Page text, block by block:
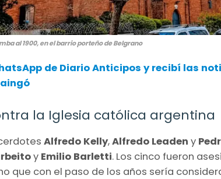
al 1900, en el barrio porteño de Belgrano
de Diario Anticipos y recibí las
la Iglesia católica argentina
Alfredo Kelly,Alfredo Leaden y
y Emilio Barletti. Los cinco fueron
que con el paso de los años sería